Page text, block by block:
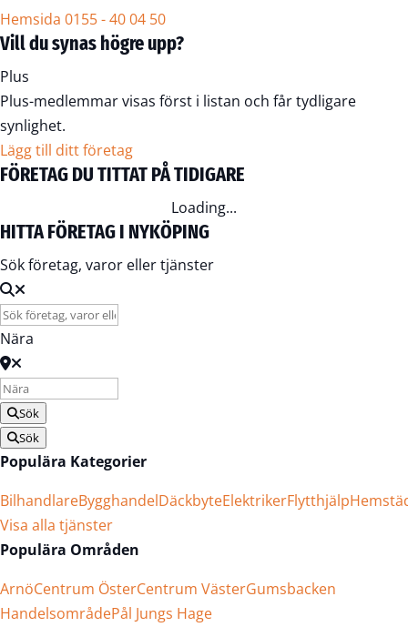
Hemsida 0155 - 40 04 50
Vill du synas högre upp?
Plus
Plus-medlemmar visas först i listan och får tydligare
synlighet.
Lägg till ditt företag
FÖRETAG DU TITTAT PÅ TIDIGARE
Loading...
HITTA FÖRETAG I NYKÖPING
Sök företag, varor eller tjänster
Nära
Sök
Sök
Populära Kategorier
BilhandlareBygghandelDäckbyteElektrikerFlytthjälp
Visa alla tjänster
Populära Områden
ArnöCentrum ÖsterCentrum VästerGumsbacken
HandelsområdePål Jungs Hage